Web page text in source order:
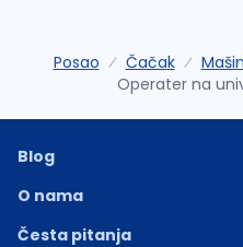
Posao Čačak
Operater na
Blog
O nama
Česta pitanja